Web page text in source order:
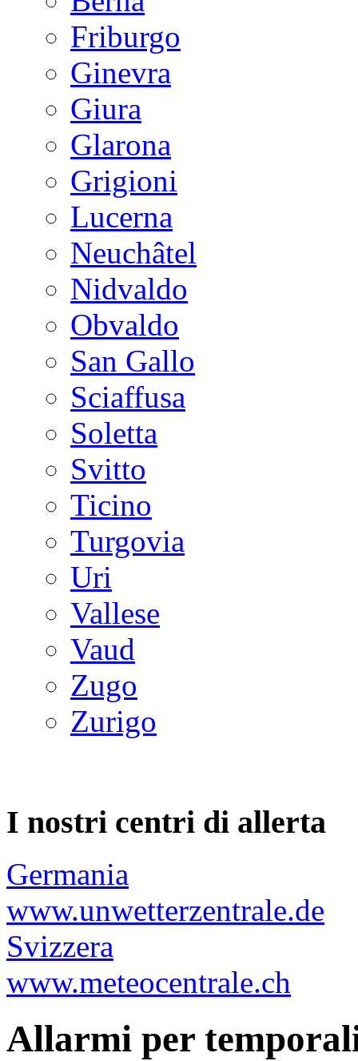
Friburgo
Ginevra
Giura
Glarona
Grigioni
Lucerna
Neuchâtel
Nidvaldo
Obvaldo
San Gallo
Sciaffusa
Soletta
Svitto
Ticino
Turgovia
Uri
Vallese
Vaud
Zugo
Zurigo
I nostri centri di allerta
Germania
www.unwetterzentrale.de
Svizzera
www.meteocentrale.ch
Allarmi per